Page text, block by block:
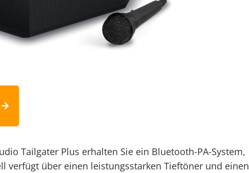
Tailgater Plus erhalten Sie ein Bluetooth-PA-System,
verfügt über einen leistungsstarken Tieftöner und einen